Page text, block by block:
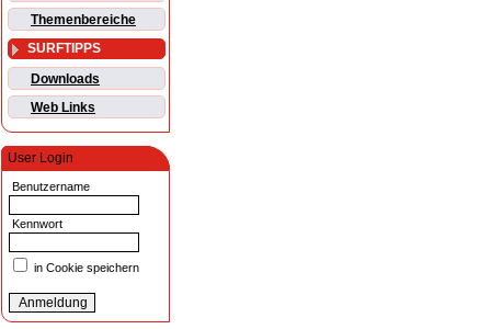
Themenbereiche
SURFTIPPS
Downloads
Web Links
User Login
Benutzername
Kennwort
in Cookie speichern